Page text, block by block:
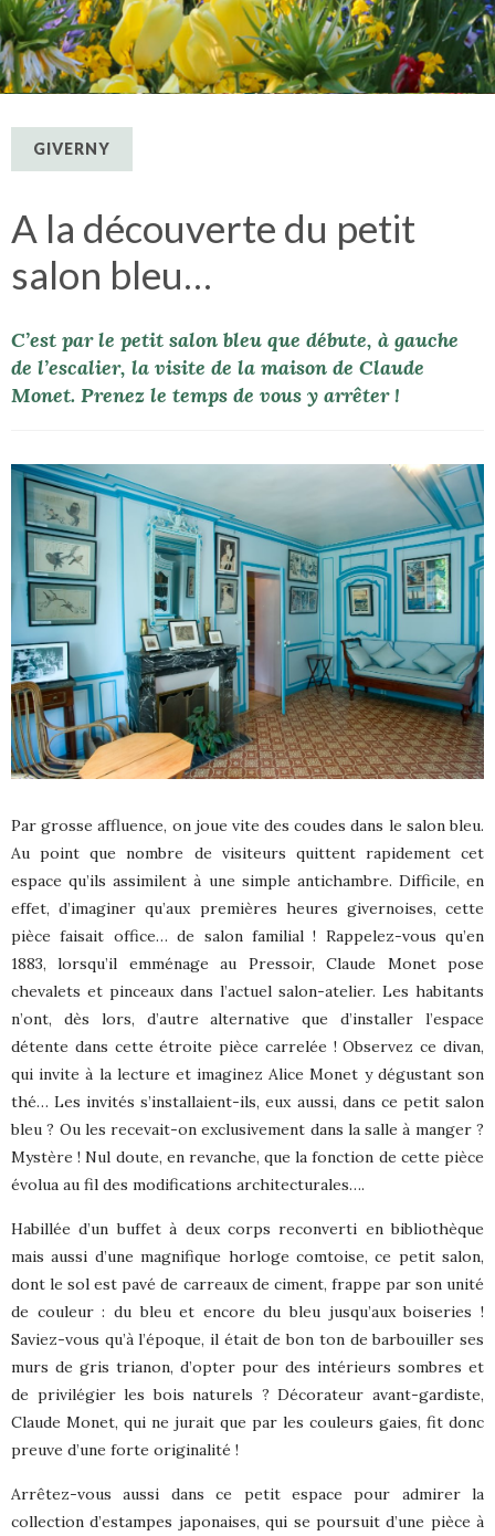
GIVERNY
A la découverte du petit
salon bleu…
C’est par le petit salon bleu que débute, à gauche
de l’escalier, la visite de la maison de Claude
Monet. Prenez le temps de vous y arrêter !
Par grosse affluence, on joue vite des coudes dans le salon bleu.
Au point que nombre de visiteurs quittent rapidement cet
espace qu’ils assimilent à une simple antichambre. Difficile, en
effet, d’imaginer qu’aux premières heures givernoises, cette
pièce faisait office… de salon familial ! Rappelez-vous qu’en
1883, lorsqu’il emménage au Pressoir, Claude Monet pose
chevalets et pinceaux dans l’actuel salon-atelier. Les habitants
n’ont, dès lors, d’autre alternative que d’installer l’espace
détente dans cette étroite pièce carrelée ! Observez ce divan,
qui invite à la lecture et imaginez Alice Monet y dégustant son
thé… Les invités s’installaient-ils, eux aussi, dans ce petit salon
bleu ? Ou les recevait-on exclusivement dans la salle à manger ?
Mystère ! Nul doute, en revanche, que la fonction de cette pièce
évolua au fil des modifications architecturales….
Habillée d’un buffet à deux corps reconverti en bibliothèque
mais aussi d’une magnifique horloge comtoise, ce petit salon,
dont le sol est pavé de carreaux de ciment, frappe par son unité
de couleur : du bleu et encore du bleu jusqu’aux boiseries !
Saviez-vous qu’à l’époque, il était de bon ton de barbouiller ses
murs de gris trianon, d’opter pour des intérieurs sombres et
de privilégier les bois naturels ? Décorateur avant-gardiste,
Claude Monet, qui ne jurait que par les couleurs gaies, fit donc
preuve d’une forte originalité !
Arrêtez-vous aussi dans ce petit espace pour admirer la
collection d’estampes japonaises, qui se poursuit d’une pièce à